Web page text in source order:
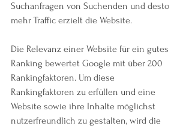
Suchanfragen von Suchenden und desto
mehr Traffic erzielt die Website.
Die Relevanz einer Website für ein gutes
Ranking bewertet Google mit über 200
Rankingfaktoren. Um diese
Rankingfaktoren zu erfüllen und eine
Website sowie ihre Inhalte möglichst
nutzerfreundlich zu gestalten, wird die